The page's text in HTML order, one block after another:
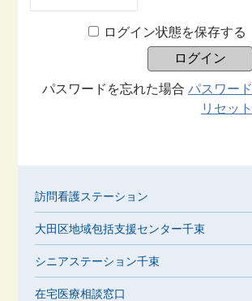
ログイン状態を保存する
パスワードを忘れた場合 パスワード
リセット
訪問看護ステーション
大田区地域包括支援センター千束
シニアステーション千束
在宅医療相談窓口